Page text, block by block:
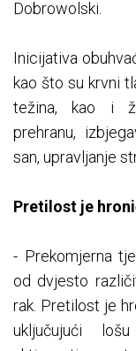
Dobrowolski.
Inicijativa
kao što su krvni
težina, kao i
prehranu,
san, upravljanje
Pretilost je
- Prekomjerna
od dvjesto
rak. Pretilost je
uključujući